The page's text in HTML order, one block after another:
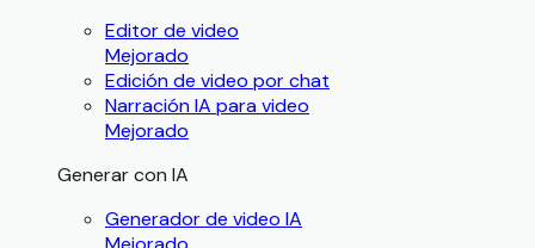
Editor de video
Mejorado
Edición de video por chat
Narración IA para video
Mejorado
Generar con IA
Generador de video IA